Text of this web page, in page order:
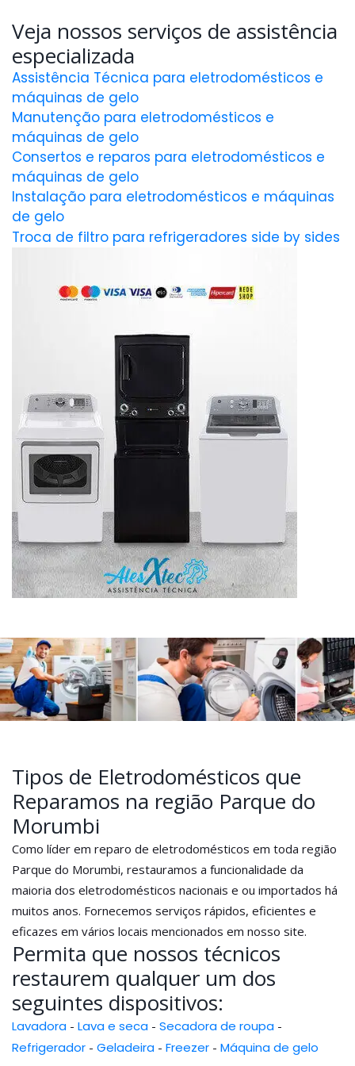
Veja nossos serviços de assistência
especializada
Assistência Técnica para eletrodomésticos e
máquinas de gelo
Manutenção para eletrodomésticos e
máquinas de gelo
Consertos e reparos para eletrodomésticos e
máquinas de gelo
Instalação para eletrodomésticos e máquinas
de gelo
Troca de filtro para refrigeradores side by sides
Tipos de Eletrodomésticos que
Reparamos na região Parque do
Morumbi
Como líder em reparo de eletrodomésticos em toda região
Parque do Morumbi, restauramos a funcionalidade da
maioria dos eletrodomésticos nacionais e ou importados há
muitos anos. Fornecemos serviços rápidos, eficientes e
eficazes em vários locais mencionados em nosso site.
Permita que nossos técnicos
restaurem qualquer um dos
seguintes dispositivos:
Lavadora - Lava e seca - Secadora de roupa -
Refrigerador - Geladeira - Freezer - Máquina de gelo